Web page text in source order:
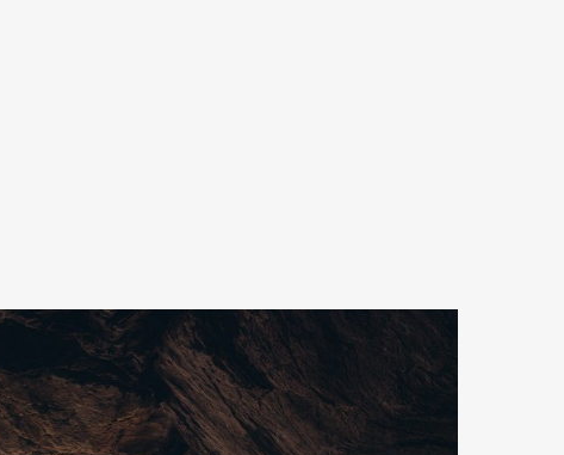
Gourmet
Cars Product
Lifestyle